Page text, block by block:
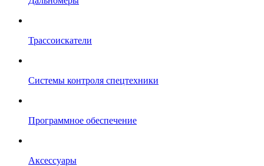
Трассоискатели
Системы контроля спецтехники
Программное обеспечение
Аксессуары